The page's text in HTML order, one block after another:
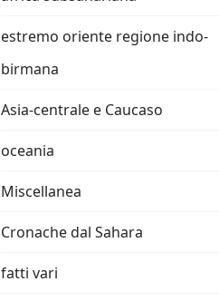
estremo oriente regione indo-
birmana
Asia-centrale e Caucaso
oceania
Miscellanea
Cronache dal Sahara
fatti vari